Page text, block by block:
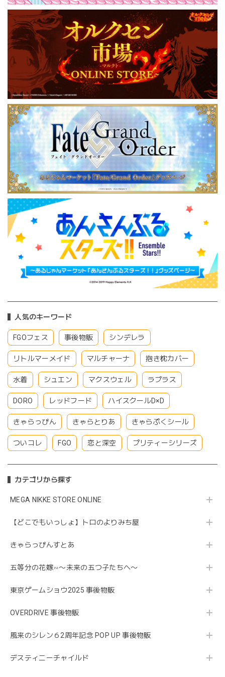
人気のキーワード
FGOフェス 事後物販 シンデレラ
リトルマーメイド マルチャーナ 抱き枕カバー
水着 シュエン マクスウェル ラプラス
DORO レッドフード ハイスクールD×D
きゃらっぴん きゃらとりあ きゃらぷくシール
ついコレ FGO 恋と深空 プリティーシリーズ
カテゴリから探す
MEGA NIKKE STORE ONLINE
【どこでもいっしょ】トロのよりみち屋
きゃらっぴんすとあ
五等分の花嫁∽〜未来の五つ子たちへ〜
東京ゲームショウ2025 事後物販
OVERDRIVE 事後物販
風来のシレン６2周年記念 POP UP 事後物販
デスティニーチャイルド